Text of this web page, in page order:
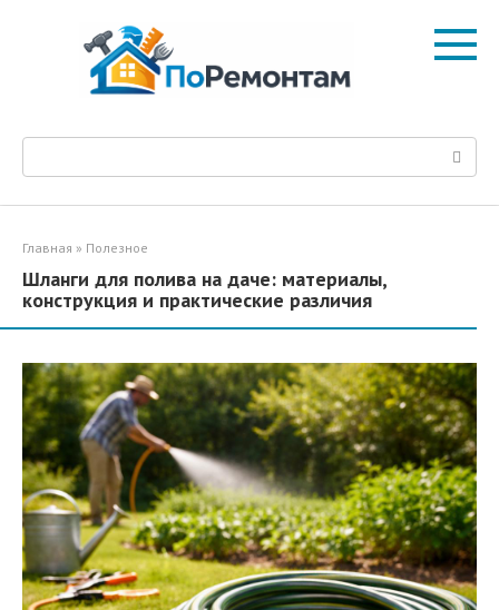
Поиск:
Главная » Полезное
Шланги для полива на даче: материалы,
конструкция и практические различия